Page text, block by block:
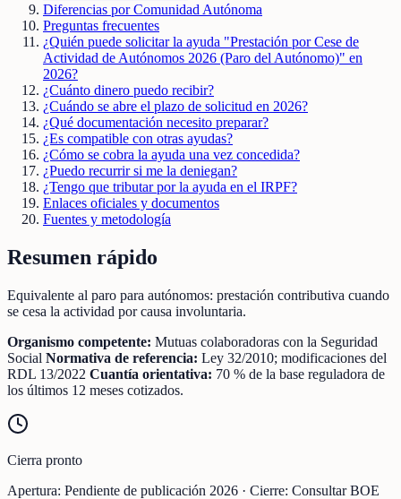
Diferencias por Comunidad Autónoma
Preguntas frecuentes
¿Quién puede solicitar la ayuda "Prestación por Cese de
Actividad de Autónomos 2026 (Paro del Autónomo)" en
2026?
¿Cuánto dinero puedo recibir?
¿Cuándo se abre el plazo de solicitud en 2026?
¿Qué documentación necesito preparar?
¿Es compatible con otras ayudas?
¿Cómo se cobra la ayuda una vez concedida?
¿Puedo recurrir si me la deniegan?
¿Tengo que tributar por la ayuda en el IRPF?
Enlaces oficiales y documentos
Fuentes y metodología
Resumen rápido
Equivalente al paro para autónomos: prestación contributiva cuando
se cesa la actividad por causa involuntaria.
Organismo competente: Mutuas colaboradoras con la Seguridad
Social Normativa de referencia: Ley 32/2010; modificaciones del
RDL 13/2022 Cuantía orientativa: 70 % de la base reguladora de
los últimos 12 meses cotizados.
Cierra pronto
Apertura: Pendiente de publicación 2026 · Cierre: Consultar BOE